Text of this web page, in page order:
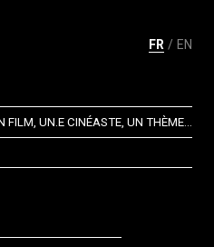
FR EN
FILM, UN.E CINÉASTE, UN THÈME...